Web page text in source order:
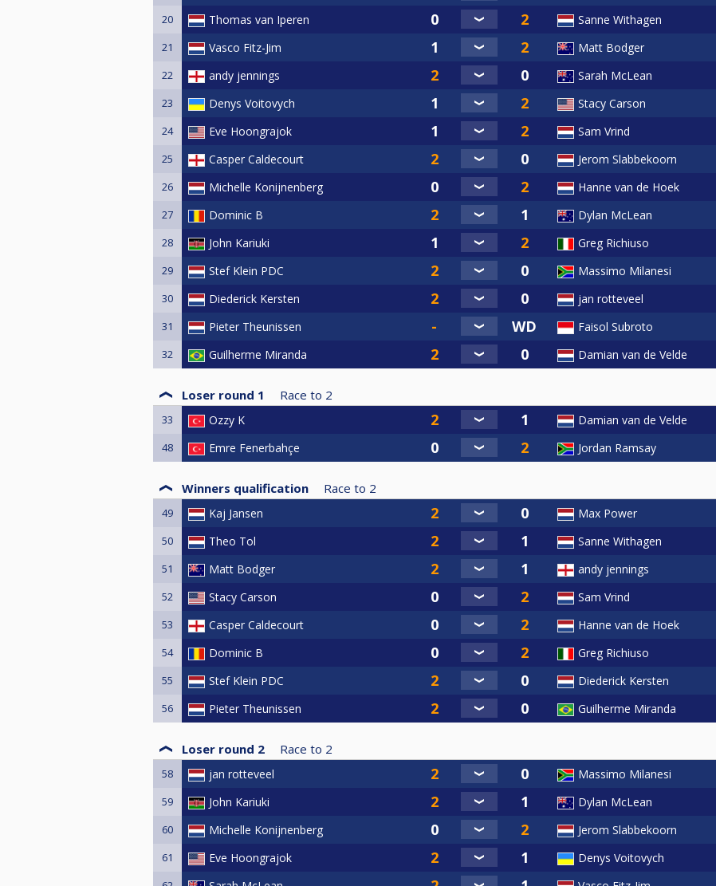
20 Thomas van Iperen Sanne Withagen
21 Vasco Fitz-Jim Matt Bodger
22 andy jennings Sarah McLean
23 Denys Voitovych Stacy Carson
24 Eve Hoongrajok Sam Vrind
25 Casper Caldecourt Jerom Slabbekoorn
26 Michelle Konijnenberg Hanne van de Hoek
27 Dominic B Dylan McLean
28 John Kariuki Greg Richiuso
29 Stef Klein PDC Massimo Milanesi
30 Diederick Kersten jan rotteveel
31 Pieter Theunissen Faisol Subroto
32 Guilherme Miranda Damian van de Velde
Loser round 1 Race to 2
33 Ozzy K Damian van de Velde
48 Emre Fenerbahçe Jordan Ramsay
Winners qualification Race to 2
49 Kaj Jansen Max Power
50 Theo Tol Sanne Withagen
51 Matt Bodger andy jennings
52 Stacy Carson Sam Vrind
53 Casper Caldecourt Hanne van de Hoek
54 Dominic B Greg Richiuso
55 Stef Klein PDC Diederick Kersten
56 Pieter Theunissen Guilherme Miranda
Loser round 2 Race to 2
58 jan rotteveel Massimo Milanesi
59 John Kariuki Dylan McLean
60 Michelle Konijnenberg Jerom Slabbekoorn
61 Eve Hoongrajok Denys Voitovych